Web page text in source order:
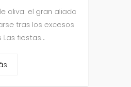
oliva: el gran aliado
tras los excesos
fiestas...